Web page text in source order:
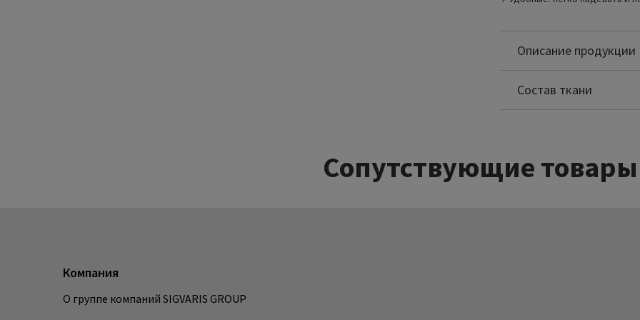
Описание продукции
Состав ткани
Полиамид: 65%
Сопутствующие товары
Компания
О группе компаний SIGVARIS GROUP